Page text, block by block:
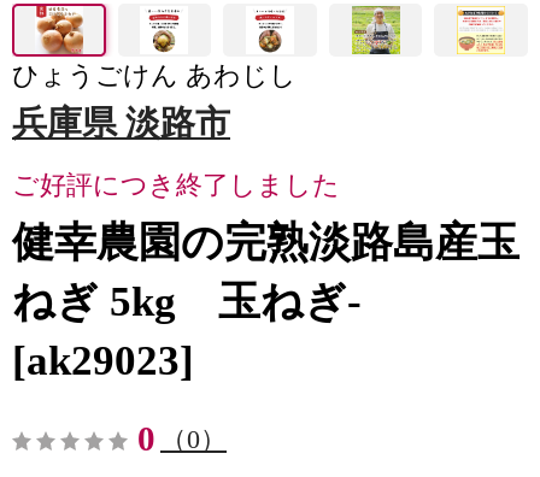
ひょうごけん あわじし
兵庫県 淡路市
ご好評につき終了しました
健幸農園の完熟淡路島産玉
ねぎ 5kg 玉ねぎ-
[ak29023]
0 （0）